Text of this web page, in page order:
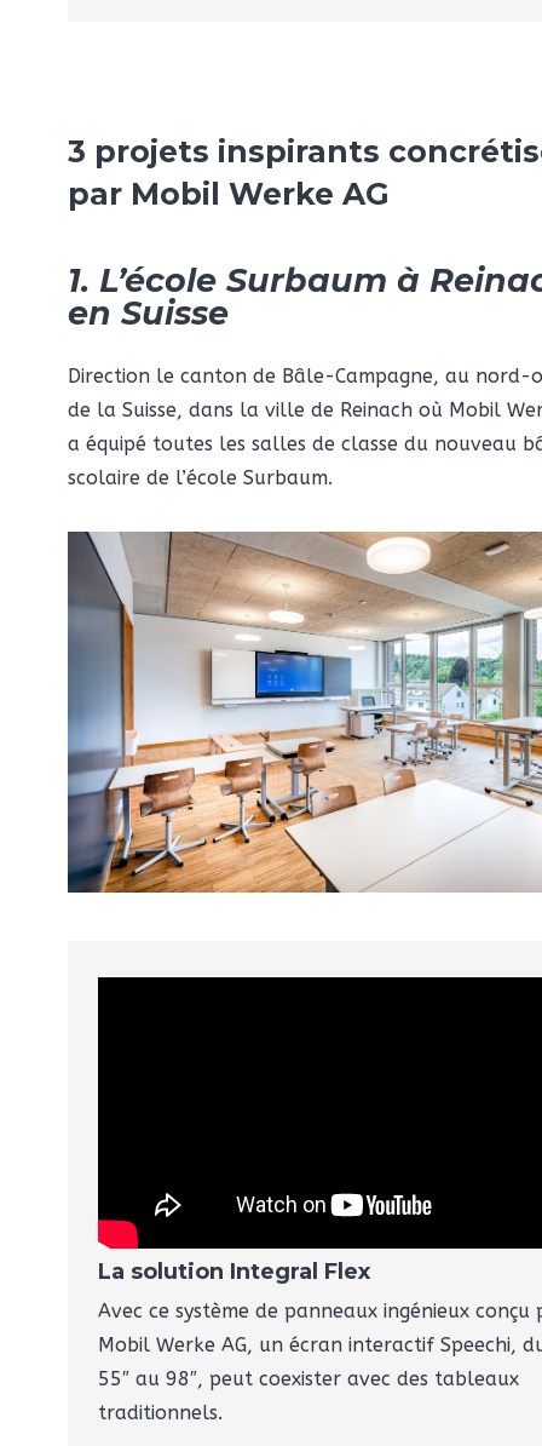
3 projets inspirants
par Mobil Werke AG
1. L’école Surbaum à
en Suisse
Direction le canton de Bâle-Campagne, au nord-
de la Suisse, dans la ville de Reinach où Mobil
a équipé toutes les salles de classe du nouveau
scolaire de l’école Surbaum.
La solution Integral Flex
Avec ce système de panneaux ingénieux conçu
Mobil Werke AG, un écran interactif Speechi,
55″ au 98″, peut coexister avec des tableaux
traditionnels.